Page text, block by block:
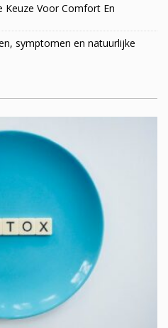
Keuze Voor Comfort En
symptomen en natuurlijke